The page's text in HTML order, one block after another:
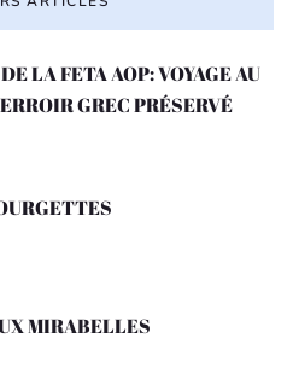
LA FETA AOP: VOYAGE AU
GREC PRÉSERVÉ
MIRABELLES